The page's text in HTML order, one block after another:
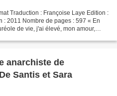
Traduction : Françoise Laye Edition :
2011 Nombre de pages : 597 « En
de vie, j'ai élevé, mon amour,
anarchiste de
Santis et Sara